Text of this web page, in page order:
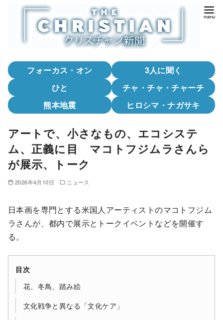
フォーカス・オン
3人に聞く
ひと
チャ・チャ・チャーチ
熊本地震
ヒロシマ・ナガサキ
アートで、小さなもの、エコシステ
ム、正義に目 マコトフジムラさんら
が展示、トーク
2026年4月10日 ニュース
日本画を専門とする米国人アーティストのマコトフジム
ラさんが、都内で展示とトークイベントなどを開催す
る。
目次
花、冬鳥、踏み絵
文化戦争と異なる「文化ケア」